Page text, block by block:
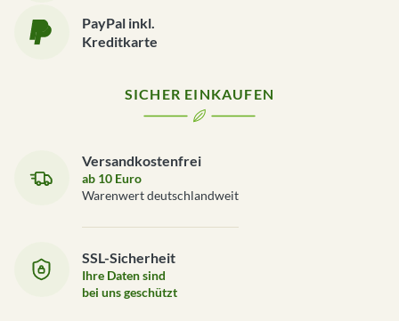
PayPal inkl.
Kreditkarte
SICHER EINKAUFEN
Versandkostenfrei
ab 10 Euro
Warenwert deutschlandweit
SSL-Sicherheit
Ihre Daten sind
bei uns geschützt